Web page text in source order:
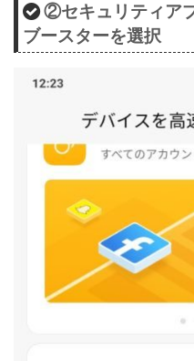
②セキュリティア
ブースターを選択